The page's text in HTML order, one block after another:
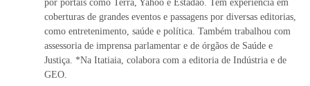
por portais como Terra, Yahoo e Estadão. Tem experiência em
coberturas de grandes eventos e passagens por diversas editorias,
como entretenimento, saúde e política. Também trabalhou com
assessoria de imprensa parlamentar e de órgãos de Saúde e
Justiça. *Na Itatiaia, colabora com a editoria de Indústria e de
GEO.